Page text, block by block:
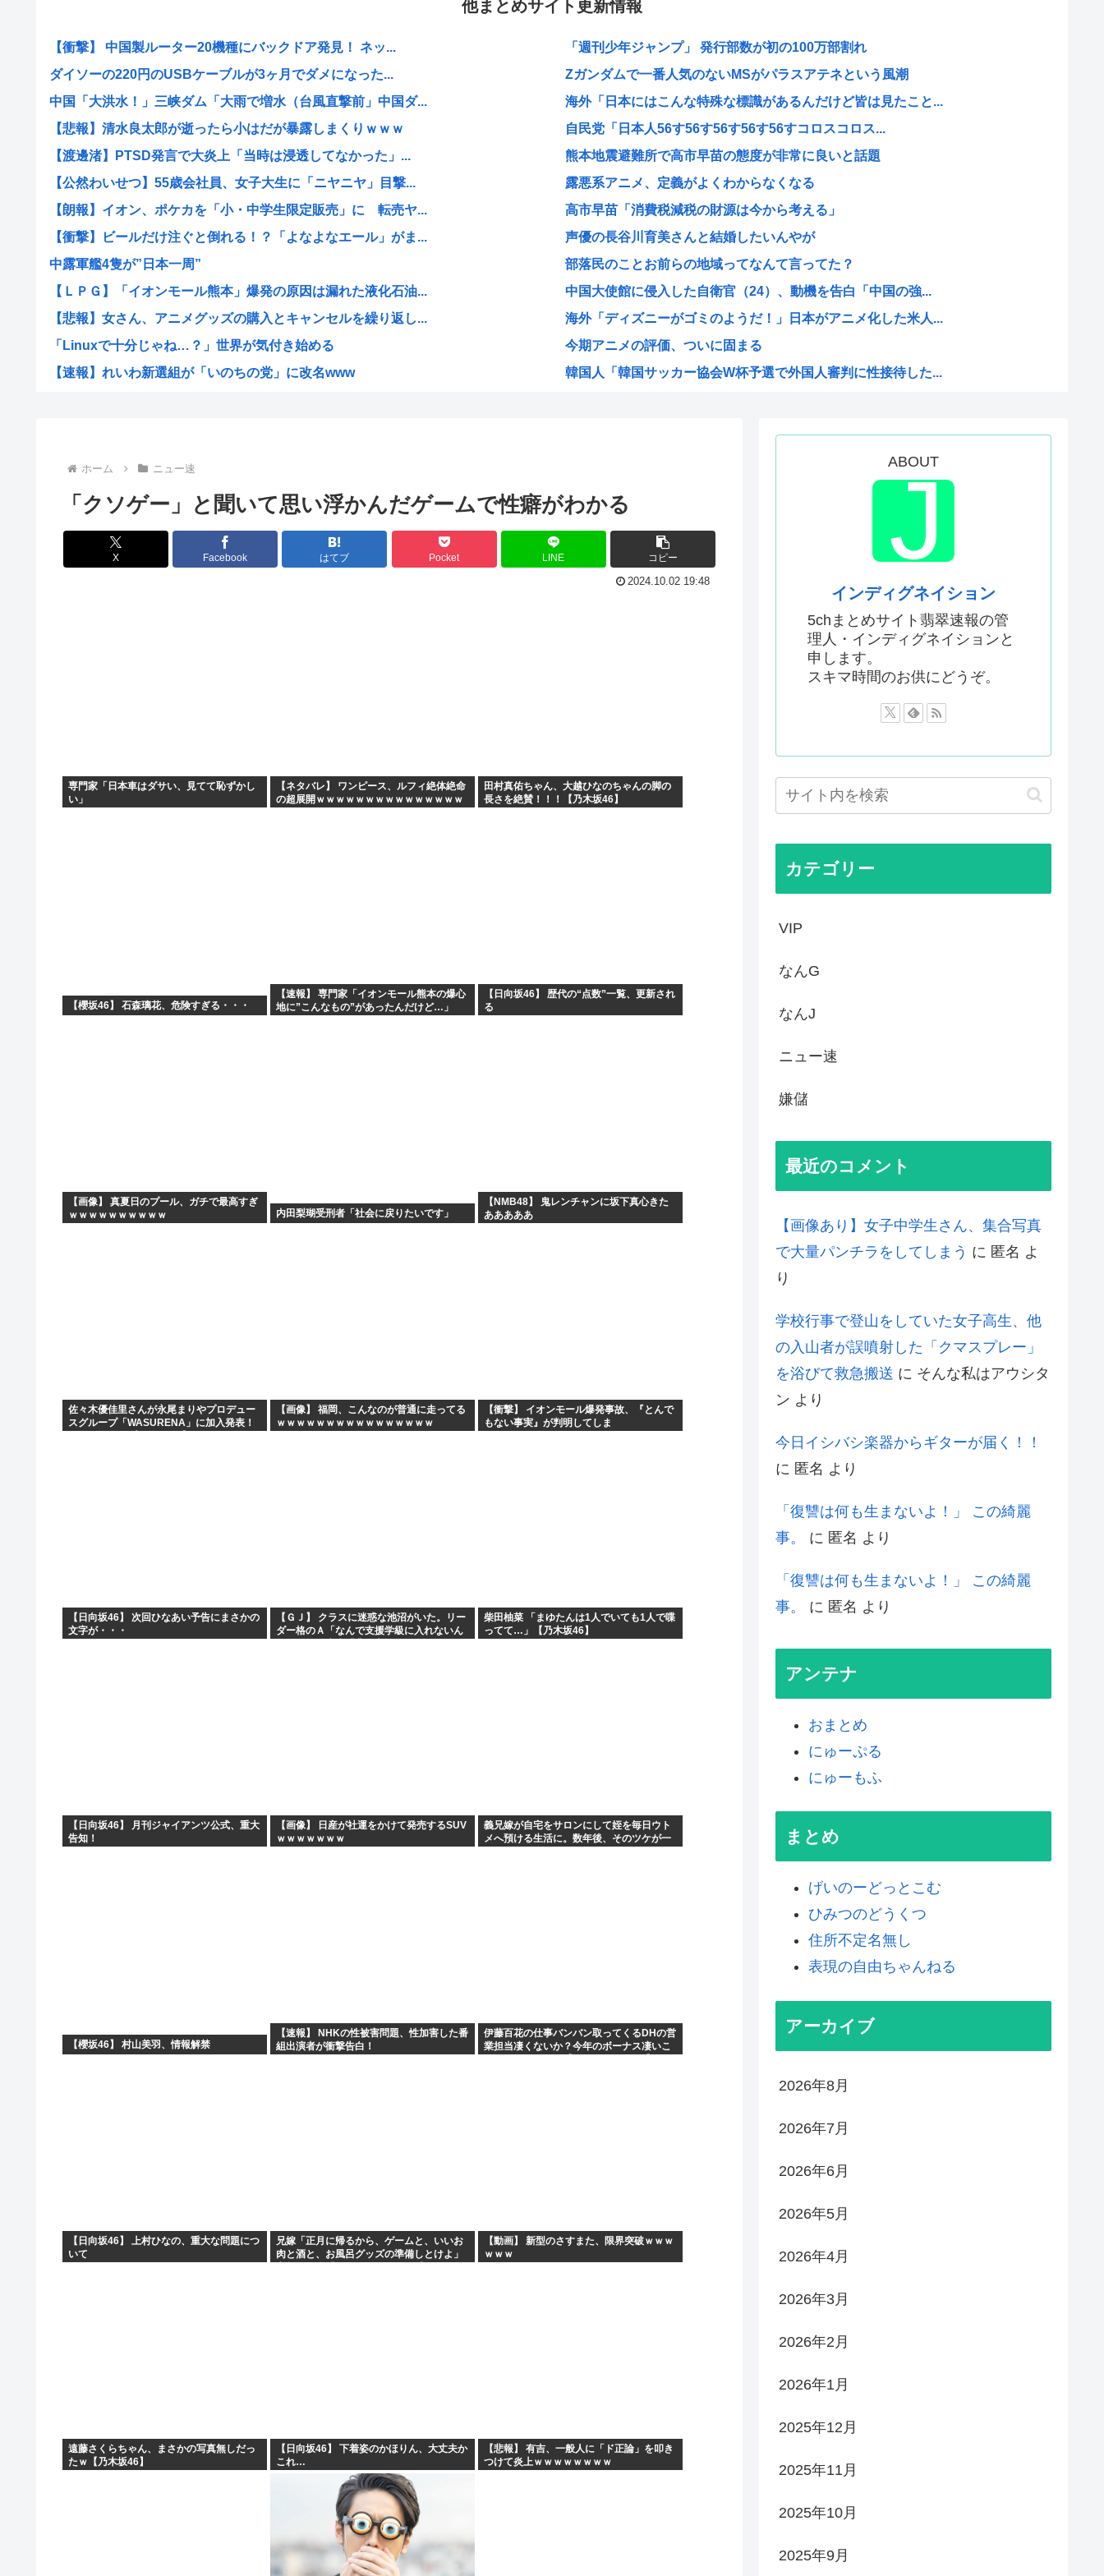
他まとめサイト更新情報
【衝撃】 中国製ルーター20機種にバックドア発見！ ネッ...
ダイソーの220円のUSBケーブルが3ヶ月でダメになった...
中国「大洪水！」三峡ダム「大雨で増水（台風直撃前」中国ダ...
【悲報】清水良太郎が逝ったら小はだが暴露しまくりｗｗｗ
【渡邊渚】PTSD発言で大炎上「当時は浸透してなかった」...
【公然わいせつ】55歳会社員、女子大生に「ニヤニヤ」目撃...
【朗報】イオン、ポケカを「小・中学生限定販売」に 転売ヤ...
【衝撃】ビールだけ注ぐと倒れる！？「よなよなエール」がま...
中露軍艦4隻が”日本一周”
【ＬＰＧ】「イオンモール熊本」爆発の原因は漏れた液化石油...
【悲報】女さん、アニメグッズの購入とキャンセルを繰り返し...
「Linuxで十分じゃね…？」世界が気付き始める
【速報】れいわ新選組が「いのちの党」に改名www
ウクライナ、ついに力尽きる
韓国人の対日好感度が過去最高に、「ノージャパン」は終わっ...
高市洋一「アメリカで経済学を学んだ。MMT信者じゃありま...
中国企業Zbtlink製のルーター20機種にバックドア…...
実は女に勘違いされている男のオ●ニー挙げてけ
「週刊少年ジャンプ」 発行部数が初の100万部割れ
Zガンダムで一番人気のないMSがパラスアテネという風潮
海外「日本にはこんな特殊な標識があるんだけど皆は見たこと...
自民党「日本人56す56す56す56す56すコロスコロス...
熊本地震避難所で高市早苗の態度が非常に良いと話題
露悪系アニメ、定義がよくわからなくなる
高市早苗「消費税減税の財源は今から考える」
声優の長谷川育美さんと結婚したいんやが
部落民のことお前らの地域ってなんて言ってた？
中国大使館に侵入した自衛官（24）、動機を告白「中国の強...
海外「ディズニーがゴミのようだ！」日本がアニメ化した米人...
今期アニメの評価、ついに固まる
韓国人「韓国サッカー協会W杯予選で外国人審判に性接待した...
【画像】カノカリ女、とんでもないエ口グッズにされてしまい...
韓国人「日本には韓国みたいなドラッグストアがないので韓国...
宮崎駿「声優は娼婦のような声」←これ正論すぎるよな
なんかおもろい漫画ない?
バンダイナムコ決算、プリキュアが前年比大幅減少
韓国人「地震で高市早苗ちゃんは北朝鮮の金正恩と比較され完...
【2019年】 重機の作業員が「なんだこれ」と通報した密...
高市早苗の秘書のガンステージ4はどうなったの？
アメリカ「ヤニねこは黒人をネコ娘にして黒人差別を描いた社...
維新県議、無許可で選挙カーレンタル事業 複数の維新候補が...
ホーム ニュー速
「クソゲー」と聞いて思い浮かんだゲームで性癖がわかる
X Facebook はてブ Pocket LINE コピー
2024.10.02 19:48
専門家「日本車はダサい、見てて恥ずかし
い」
【ネタバレ】 ワンピース、ルフィ絶体絶命
の超展開ｗｗｗｗｗｗｗｗｗｗｗｗｗｗｗ
田村真佑ちゃん、大越ひなのちゃんの脚の
長さを絶賛！！！【乃木坂46】
【櫻坂46】 石森璃花、危険すぎる・・・
【速報】 専門家「イオンモール熊本の爆心
地に”こんなもの”があったんだけど…」
【日向坂46】 歴代の“点数”一覧、更新され
る
【画像】 真夏日のプール、ガチで最高すぎ
ｗｗｗｗｗｗｗｗｗｗ
内田梨瑚受刑者「社会に戻りたいです」
【NMB48】 鬼レンチャンに坂下真心きた
あああああ
佐々木優佳里さんが永尾まりやプロデュー
スグループ「WASURENA」に加入発表！
【画像】 福岡、こんなのが普通に走ってる
ｗｗｗｗｗｗｗｗｗｗｗｗｗｗｗｗ
【衝撃】 イオンモール爆発事故、『とんで
もない事実』が判明してしま
【日向坂46】 次回ひなあい予告にまさかの
文字が・・・
【ＧＪ】 クラスに迷惑な池沼がいた。リー
ダー格のＡ「なんで支援学級に入れないん
柴田柚菜 「まゆたんは1人でいても1人で喋
ってて…」【乃木坂46】
【日向坂46】 月刊ジャイアンツ公式、重大
告知！
【画像】 日産が社運をかけて発売するSUV
ｗｗｗｗｗｗｗ
義兄嫁が自宅をサロンにして姪を毎日ウト
メへ預ける生活に。数年後、そのツケが一
【櫻坂46】 村山美羽、情報解禁
【速報】 NHKの性被害問題、性加害した番
組出演者が衝撃告白！
伊藤百花の仕事バンバン取ってくるDHの営
業担当凄くないか？今年のボーナス凄いこ
【日向坂46】 上村ひなの、重大な問題につ
いて
兄嫁「正月に帰るから、ゲームと、いいお
肉と酒と、お風呂グッズの準備しとけよ」
【動画】 新型のさすまた、限界突破ｗｗｗ
ｗｗｗ
遠藤さくらちゃん、まさかの写真無しだっ
たｗ【乃木坂46】
【日向坂46】 下着姿のかほりん、大丈夫か
これ…
【悲報】 有吉、一般人に「ド正論」を叩き
つけて炎上ｗｗｗｗｗｗｗｗ
ABOUT
インディグネイション
5chまとめサイト翡翠速報の管
理人・インディグネイションと
申します。
スキマ時間のお供にどうぞ。
カテゴリー
VIP
なんG
なんJ
ニュー速
嫌儲
最近のコメント
【画像あり】女子中学生さん、集合写真
で大量パンチラをしてしまう に 匿名 よ
り
学校行事で登山をしていた女子高生、他
の入山者が誤噴射した「クマスプレー」
を浴びて救急搬送 に そんな私はアウシタ
ン より
今日イシバシ楽器からギターが届く！！
に 匿名 より
「復讐は何も生まないよ！」 この綺麗
事。
に 匿名 より
「復讐は何も生まないよ！」 この綺麗
事。
に 匿名 より
アンテナ
おまとめ
にゅーぷる
にゅーもふ
まとめ
げいのーどっとこむ
ひみつのどうくつ
住所不定名無し
表現の自由ちゃんねる
アーカイブ
2026年8月
2026年7月
2026年6月
2026年5月
2026年4月
2026年3月
2026年2月
2026年1月
2025年12月
2025年11月
2025年10月
2025年9月